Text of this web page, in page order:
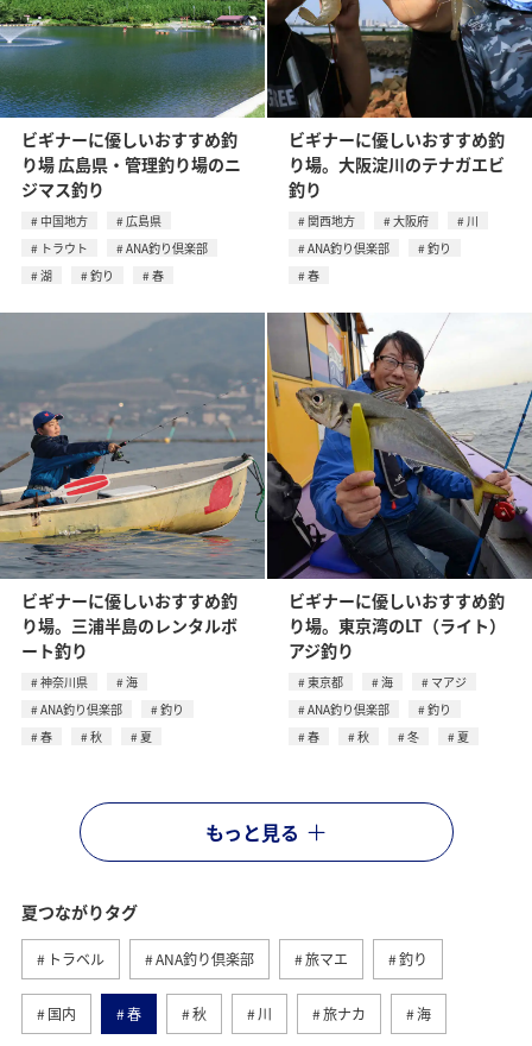
ビギナーに優しいおすすめ釣
り場 広島県・管理釣り場のニ
ジマス釣り
中国地方
広島県
トラウト
ANA釣り倶楽部
湖
釣り 春
ビギナーに優しいおすすめ釣
り場。大阪淀川のテナガエビ
釣り
関西地方 大阪府
川
ANA釣り倶楽部
釣り
春
ビギナーに優しいおすすめ釣
り場。三浦半島のレンタルボ
ート釣り
神奈川県
海
ANA釣り倶楽部
釣り
春
秋 夏
ビギナーに優しいおすすめ釣
り場。東京湾のLT（ライト）
アジ釣り
東京都 海
マアジ
ANA釣り倶楽部
釣り
春
秋 冬 夏
もっと見る
夏つながりタグ
トラベル ANA釣り倶楽部 旅マエ 釣り
国内 春 秋 川 旅ナカ 海